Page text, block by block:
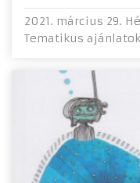
2021. március 29.
Tematikus ajánlatok